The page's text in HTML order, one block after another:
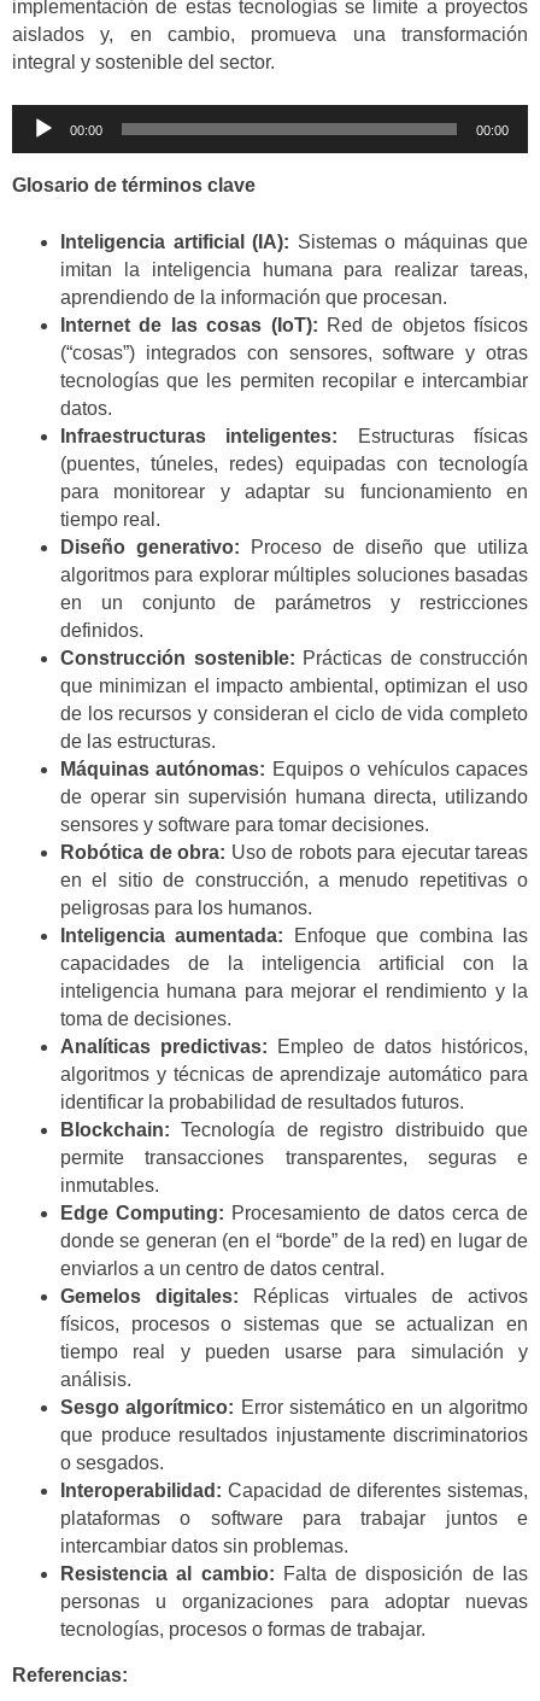
implementación de estas tecnologías se limite a proyectos
aislados y, en cambio, promueva una transformación
integral y sostenible del sector.
Reproductor
audio
00:00 00:00
Glosario de términos clave
Inteligencia artificial (IA): Sistemas o máquinas que
imitan la inteligencia humana para realizar tareas,
aprendiendo de la información que procesan.
Internet de las cosas (IoT): Red de objetos físicos
(“cosas”) integrados con sensores, software y otras
tecnologías que les permiten recopilar e intercambiar
datos.
Infraestructuras inteligentes: Estructuras físicas
(puentes, túneles, redes) equipadas con tecnología
para monitorear y adaptar su funcionamiento en
tiempo real.
Diseño generativo: Proceso de diseño que utiliza
algoritmos para explorar múltiples soluciones basadas
en un conjunto de parámetros y restricciones
definidos.
Construcción sostenible: Prácticas de construcción
que minimizan el impacto ambiental, optimizan el uso
de los recursos y consideran el ciclo de vida completo
de las estructuras.
Máquinas autónomas: Equipos o vehículos capaces
de operar sin supervisión humana directa, utilizando
sensores y software para tomar decisiones.
Robótica de obra: Uso de robots para ejecutar tareas
en el sitio de construcción, a menudo repetitivas o
peligrosas para los humanos.
Inteligencia aumentada: Enfoque que combina las
capacidades de la inteligencia artificial con la
inteligencia humana para mejorar el rendimiento y la
toma de decisiones.
Analíticas predictivas: Empleo de datos históricos,
algoritmos y técnicas de aprendizaje automático para
identificar la probabilidad de resultados futuros.
Blockchain: Tecnología de registro distribuido que
permite transacciones transparentes, seguras e
inmutables.
Edge Computing: Procesamiento de datos cerca de
donde se generan (en el “borde” de la red) en lugar de
enviarlos a un centro de datos central.
Gemelos digitales: Réplicas virtuales de activos
físicos, procesos o sistemas que se actualizan en
tiempo real y pueden usarse para simulación y
análisis.
Sesgo algorítmico: Error sistemático en un algoritmo
que produce resultados injustamente discriminatorios
o sesgados.
Interoperabilidad: Capacidad de diferentes sistemas,
plataformas o software para trabajar juntos e
intercambiar datos sin problemas.
Resistencia al cambio: Falta de disposición de las
personas u organizaciones para adoptar nuevas
tecnologías, procesos o formas de trabajar.
Referencias: